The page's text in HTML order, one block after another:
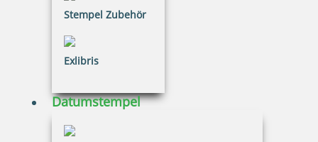
Stempel Zubehör
Exlibris
Datumstempel